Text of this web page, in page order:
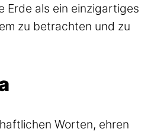
Erde als ein einzigartiges
zu betrachten und zu
Worten, ehren